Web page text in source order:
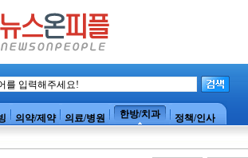
의약/제약 의료/병원 한방/치과 정책/인사